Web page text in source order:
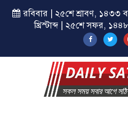
রবিবার | ২৫শে শ্রাবণ, ১৪৩৩
খ্রিস্টাব্দ | ২৫শে সফর,